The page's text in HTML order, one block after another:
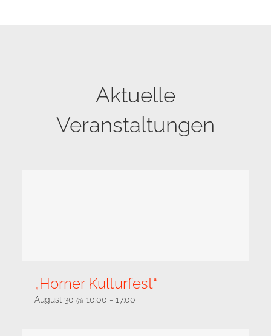
Aktuelle
Veranstaltungen
„Horner Kulturfest“
August 30 @ 10:00 - 17:00